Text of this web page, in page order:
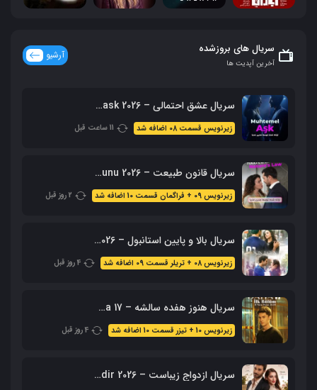
سریال های بروزشده
آخرین آپدیت ها
آرشیو
سریال عشق احتمالی – Muhtemel ask 2026 محصول ShowTV
زیرنویس قسمت 08 اضافه شد 11 ساعت قبل
سریال قانون طبیعت – 2026 Doganin Kanunu – نسخه کامل
زیرنویس 09 + فراگمان قسمت 10 اضافه شد 2 روز قبل
سریال بالا و پایین استانبول – 2026 Alti Ustu Istanbul (نسخه کامل)
زیرنویس 08 + تریلر قسمت 09 اضافه شد 4 روز قبل
سریال هنوز هفده سالشه – Daha 17 محصول 2026 + زیرنویس فارسی
زیرنویس 10 + تیزر قسمت 10 اضافه شد 4 روز قبل
سریال ازدواج زیباست – Evlilik Guzeldir 2026 (نسخه کامل + زیرنویس)